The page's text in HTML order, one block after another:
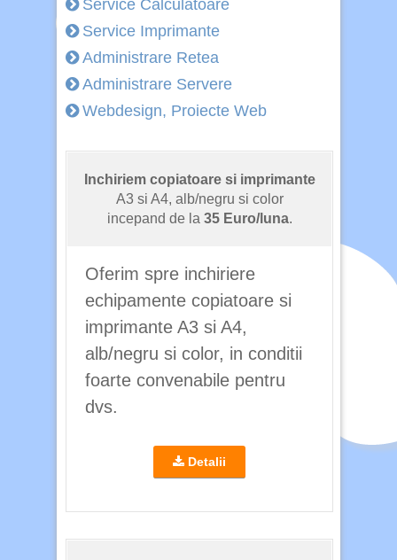
Service Calculatoare
Service Imprimante
Administrare Retea
Administrare Servere
Webdesign, Proiecte Web
Inchiriem copiatoare si imprimante
A3 si A4, alb/negru si color
incepand de la 35 Euro/luna.
Oferim spre inchiriere
echipamente copiatoare si
imprimante A3 si A4,
alb/negru si color, in conditii
foarte convenabile pentru
dvs.
Detalii